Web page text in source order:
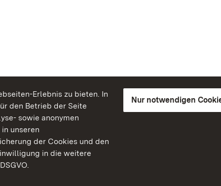
Erlebnis zu bieten. In
den Betrieb der Seite
sowie anonymen
unseren
der Cookies und den
in die weitere
Nur notwendigen